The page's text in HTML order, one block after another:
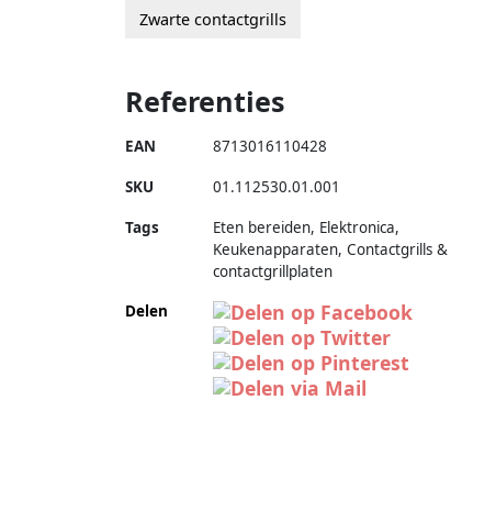
Zwarte contactgrills
Referenties
EAN 8713016110428
SKU 01.112530.01.001
Tags
Eten bereiden, Elektronica,
Keukenapparaten, Contactgrills &
contactgrillplaten
Delen